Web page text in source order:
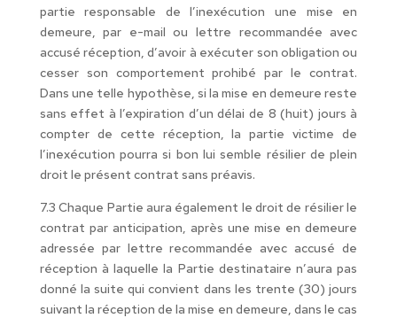
partie responsable de l’inexécution une mise en
demeure, par e-mail ou lettre recommandée avec
accusé réception, d’avoir à exécuter son obligation ou
cesser son comportement prohibé par le contrat.
Dans une telle hypothèse, si la mise en demeure reste
sans effet à l’expiration d’un délai de 8 (huit) jours à
compter de cette réception, la partie victime de
l’inexécution pourra si bon lui semble résilier de plein
droit le présent contrat sans préavis.
7.3 Chaque Partie aura également le droit de résilier le
contrat par anticipation, après une mise en demeure
adressée par lettre recommandée avec accusé de
réception à laquelle la Partie destinataire n’aura pas
donné la suite qui convient dans les trente (30) jours
suivant la réception de la mise en demeure, dans le cas